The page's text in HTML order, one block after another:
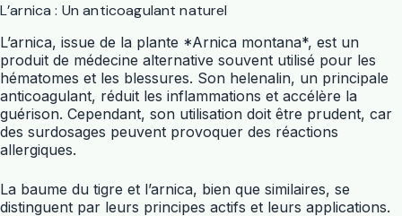
L’arnica : Un anticoagulant naturel
L’arnica, issue de la plante *Arnica montana*, est un
produit de médecine alternative souvent utilisé pour les
hématomes et les blessures. Son helenalin, un principale
anticoagulant, réduit les inflammations et accélère la
guérison. Cependant, son utilisation doit être prudent, car
des surdosages peuvent provoquer des réactions
allergiques.
La baume du tigre et l’arnica, bien que similaires, se
distinguent par leurs principes actifs et leurs applications.